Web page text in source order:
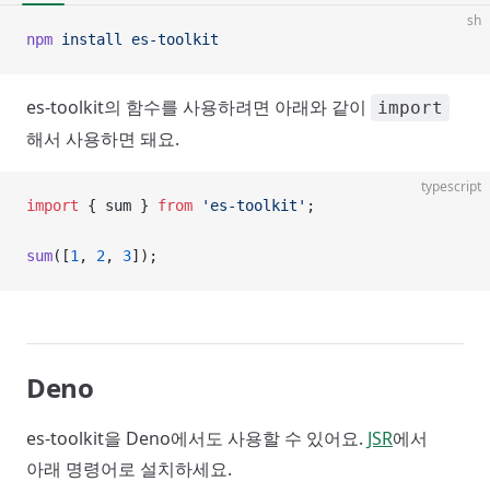
sh
npm install es-toolkit
es-toolkit의 함수를 사용하려면 아래와 같이 import
해서 사용하면 돼요.
typescript
import { sum } from 'es-toolkit' ;
sum([1 , 2, 3]);
Deno
es-toolkit을 Deno에서도 사용할 수 있어요. JSR에서
아래 명령어로 설치하세요.